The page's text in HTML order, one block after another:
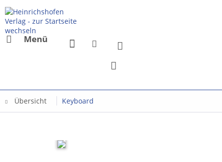
Menü
Übersicht Keyboard